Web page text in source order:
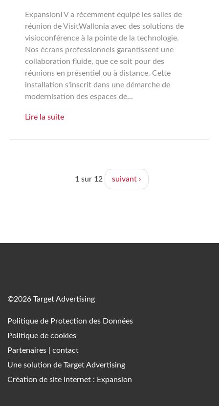
ExpansionTV a récemment équipé les salles de
réunion de VisitWallonia avec des solutions de
visioconférence à la pointe de la technologie.
Nos écrans professionnels garantissent une
collaboration fluide, que ce soit pour des
réunions en présentiel ou à distance. Cette
installation s'inscrit dans une démarche de
modernisation des espaces de...
Lire la suite
1 sur 12 suivant ›
©2026 Target Advertising
Politique de Protection des Données
Politique de cookies
Partenaires
contact
Une solution de Target Advertising
Création de site internet : Expansion